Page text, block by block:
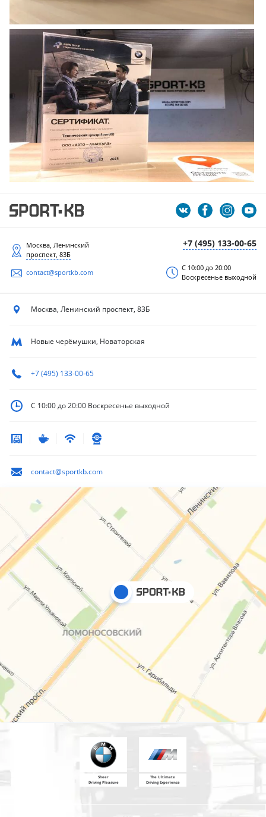
+7 (495) 133-00-65
Москва, Ленинский
проспект, 83Б
contact@sportkb.com
С 10:00 до 20:00
Воскресенье выходной
Москва, Ленинский проспект, 83Б
Новые черёмушки, Новаторская
+7 (495) 133-00-65
С 10:00 до 20:00 Воскресенье выходной
contact@sportkb.com
Sheer
Driving Pleasure
The Ultimate
Driving Experience